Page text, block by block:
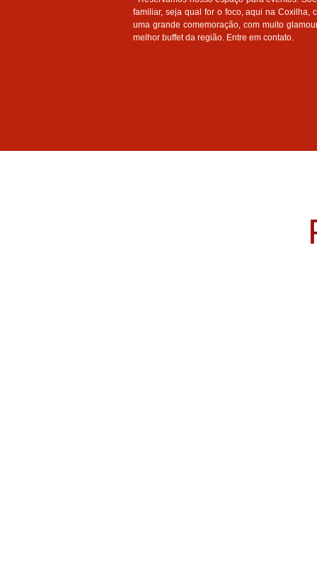
familiar, seja qual for o foco, aqui na Coxilha,
uma grande comemoração, com muito
melhor buffet da região. Entre em contato.